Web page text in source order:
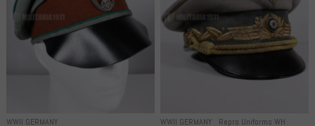
WWII GERMANY
WWII GERMANY Repro Uniforms WH